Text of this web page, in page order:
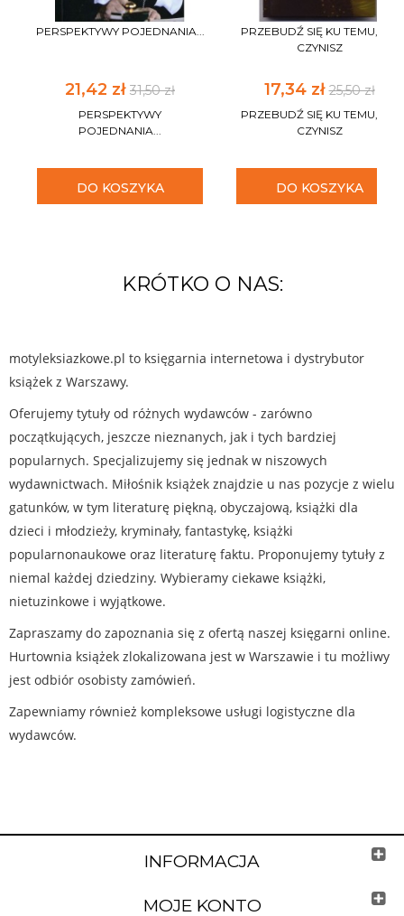
PERSPEKTYWY POJEDNANIA...
21,42 zł 31,50 zł
PERSPEKTYWY
POJEDNANIA...
DO KOSZYKA
PRZEBUDŹ SIĘ KU TEMU, CO
CZYNISZ
17,34 zł25,50 zł
PRZEBUDŹ SIĘ KU TEMU, CO
CZYNISZ
DO KOSZYKA
KRÓTKO O NAS:
motyleksiazkowe.pl to księgarnia internetowa i dystrybutor
książek z Warszawy.
Oferujemy tytuły od różnych wydawców - zarówno
początkujących, jeszcze nieznanych, jak i tych bardziej
popularnych. Specjalizujemy się jednak w niszowych
wydawnictwach. Miłośnik książek znajdzie u nas pozycje z wielu
gatunków, w tym literaturę piękną, obyczajową, książki dla
dzieci i młodzieży, kryminały, fantastykę, książki
popularnonaukowe oraz literaturę faktu. Proponujemy tytuły z
niemal każdej dziedziny. Wybieramy ciekawe książki,
nietuzinkowe i wyjątkowe.
Zapraszamy do zapoznania się z ofertą naszej księgarni online.
Hurtownia książek zlokalizowana jest w Warszawie i tu możliwy
jest odbiór osobisty zamówień.
Zapewniamy również kompleksowe usługi logistyczne dla
wydawców.
INFORMACJA
MOJE KONTO